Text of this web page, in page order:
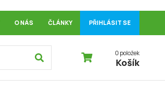
O NÁS ČLÁNKY PŘIHLÁSIT SE
0 položek
Košík